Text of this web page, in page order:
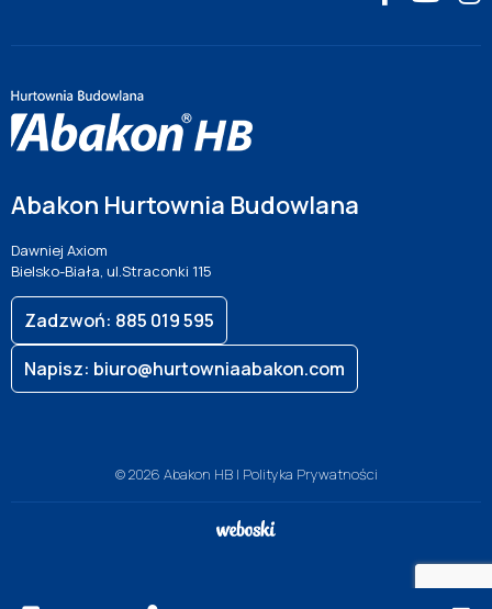
Abakon Hurtownia Budowlana
Dawniej Axiom
Bielsko-Biała, ul.Straconki 115
Zadzwoń: 885 019 595
Napisz: biuro@hurtowniaabakon.com
© 2026 Abakon HB | Polityka Prywatności